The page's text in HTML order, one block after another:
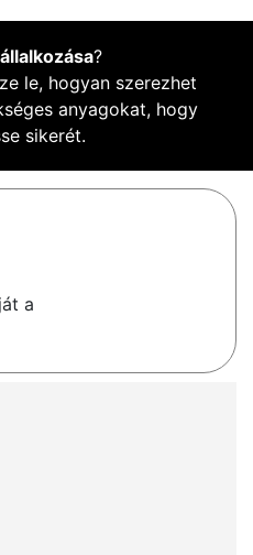
?
le, hogyan szerezhet
anyagokat, hogy
sikerét.
a